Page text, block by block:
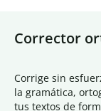
Corrector
Corrige sin
la gramática,
tus textos de